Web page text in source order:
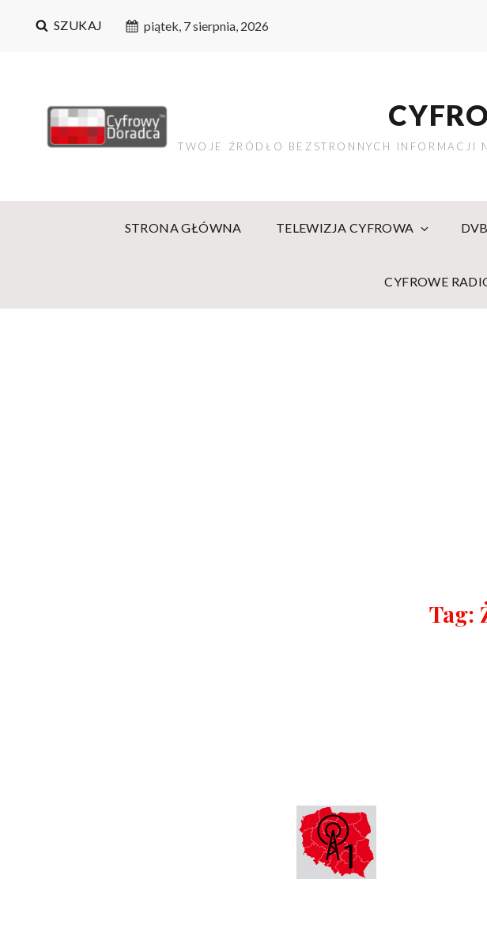
SZUKAJ piątek, 7 sierpnia, 2026
TWOJE ŹRÓDŁO BEZSTRONNYCH INFORMACJI
STRONA GŁÓWNA TELEWIZJA CYFROWA
CYFROWE
Tag: